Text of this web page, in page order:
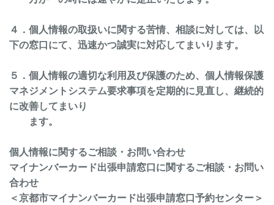
４．個人情報の取扱いに関する苦情、相談に対しては、以
下の窓口にて、迅速かつ誠実に対応してまいります。
５．個人情報の適切な利用及び保護のため、個人情報保護
マネジメントシステム要求事項を定期的に見直し、継続的
に改善してまいり
ます。
個人情報に関するご相談・お問い合わせ
マイナンバーカード出張申請窓口に関するご相談・お問い
合わせ
＜京都市マイナンバーカード出張申請窓口予約センター＞